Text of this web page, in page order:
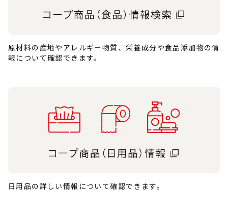
原材料の産地やアレルギー物質、栄養成分や食品添加物の情
報について確認できます。
日用品の詳しい情報について確認できます。